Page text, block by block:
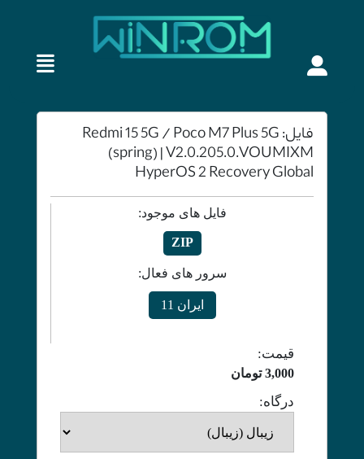
فایل: Redmi 15 5G / Poco M7 Plus 5G
(spring) | V2.0.205.0.VOUMIXM
HyperOS 2 Recovery Global
فایل های موجود:
ZIP
سرور های فعال:
ایران 11
قیمت:
3,000 تومان
درگاه: